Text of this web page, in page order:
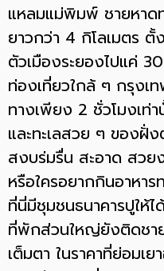
แหลมแม่พิมพ์ ชายหาด
ยาวกว่า 4 กิโลเมตร
ตัวเมืองระยองไปแค่
ท่องเที่ยวใกล้ ๆ กรุงเท
ทางเพียง 2 ชั่วโมงเท่
และทะเลสวย ๆ ของฝั่
สงบร่มรื่น สะอาด สวย
หรือใครอยากกินอาหา
ที่นี่มีชุมชนธนาคารปูใ
ที่พักส่วนใหญ่ยังติดชาย
เต็มตา ในราคาที่ย่อมเ